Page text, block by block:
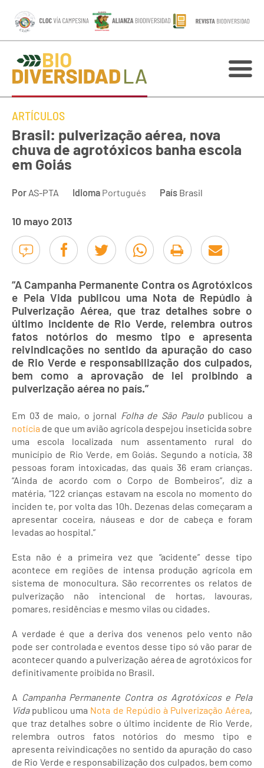
ARTÍCULOS
Brasil: pulverização aérea, nova
chuva de agrotóxicos banha escola
em Goiás
Por AS-PTA Idioma Portugués País Brasil
10 mayo 2013
“A Campanha Permanente Contra os Agrotóxicos
e Pela Vida publicou uma Nota de Repúdio à
Pulverização Aérea, que traz detalhes sobre o
último incidente de Rio Verde, relembra outros
fatos notórios do mesmo tipo e apresenta
reivindicações no sentido da apuração do caso
de Rio Verde e responsabilização dos culpados,
bem como a aprovação de lei proibindo a
pulverização aérea no país.”
Em 03 de maio, o jornal Folha de São Paulopublicou a
notícia de que um avião agrícola despejou inseticida sobre
uma escola localizada num assentamento rural do
município de Rio Verde, em Goiás. Segundo a notícia, 38
pessoas foram intoxicadas, das quais 36 eram crianças.
“Ainda de acordo com o Corpo de Bombeiros”, diz a
matéria, “122 crianças estavam na escola no momento do
inciden te, por volta das 10h. Dezenas delas começaram a
apresentar coceira, náuseas e dor de cabeça e foram
levadas ao hospital.”
Esta não é a primeira vez que “acidente” desse tipo
acontece em regiões de intensa produção agrícola em
sistema de monocultura. São recorrentes os relatos de
pulverização não intencional de hortas, lavouras,
pomares, residências e mesmo vilas ou cidades.
A verdade é que a deriva dos venenos pelo vento não
pode ser controlada e eventos desse tipo só vão parar de
acontecer quando a pulverização aérea de agrotóxicos for
definitivamente proibida no Brasil.
A Campanha Permanente Contra os Agrotóxicos e Pela
Vidapublicou uma Nota de Repúdio à Pulverização Aérea,
que traz detalhes sobre o último incidente de Rio Verde,
relembra outros fatos notórios do mesmo tipo e
apresenta reivindicações no sentido da apuração do caso
de Rio Verde e responsabilização dos culpados, bem como